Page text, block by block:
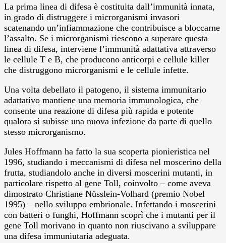
La prima linea di difesa è costituita dall’immunità innata,
in grado di distruggere i microrganismi invasori
scatenando un’infiammazione che contribuisce a bloccarne
l’assalto. Se i microrganismi riescono a superare questa
linea di difesa, interviene l’immunità adattativa attraverso
le cellule T e B, che producono anticorpi e cellule killer
che distruggono microrganismi e le cellule infette.
Una volta debellato il patogeno, il sistema immunitario
adattativo mantiene una memoria immunologica, che
consente una reazione di difesa più rapida e potente
qualora si subisse una nuova infezione da parte di quello
stesso microrganismo.
Jules Hoffmann ha fatto la sua scoperta pionieristica nel
1996, studiando i meccanismi di difesa nel moscerino della
frutta, studiandolo anche in diversi moscerini mutanti, in
particolare rispetto al gene Toll, coinvolto – come aveva
dimostrato Christiane Nüsslein-Volhard (premio Nobel
1995) – nello sviluppo embrionale. Infettando i moscerini
con batteri o funghi, Hoffmann scoprì che i mutanti per il
gene Toll morivano in quanto non riuscivano a sviluppare
una difesa immuniutaria adeguata.